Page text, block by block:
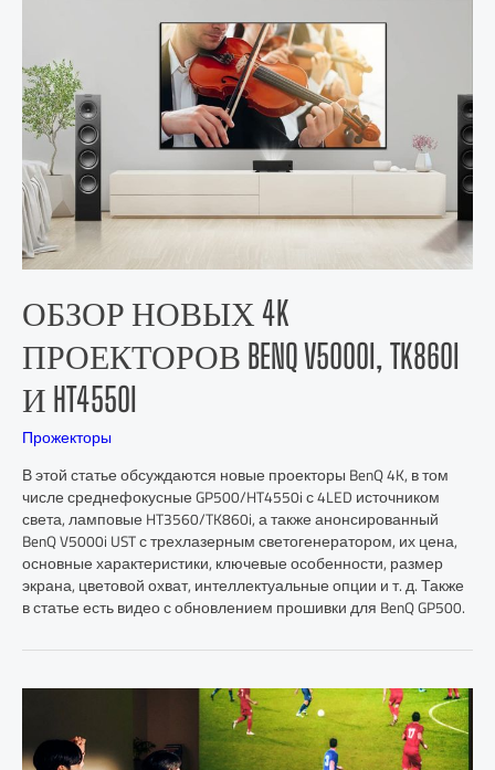
ОБЗОР НОВЫХ 4K
ПРОЕКТОРОВ BENQ V5000I, TK860I
И HT4550I
Прожекторы
В этой статье обсуждаются новые проекторы BenQ 4K, в том
числе среднефокусные GP500/HT4550i с 4LED источником
света, ламповые HT3560/TK860i, а также анонсированный
BenQ V5000i UST с трехлазерным светогенератором, их цена,
основные характеристики, ключевые особенности, размер
экрана, цветовой охват, интеллектуальные опции и т. д. Также
в статье есть видео с обновлением прошивки для BenQ GP500.